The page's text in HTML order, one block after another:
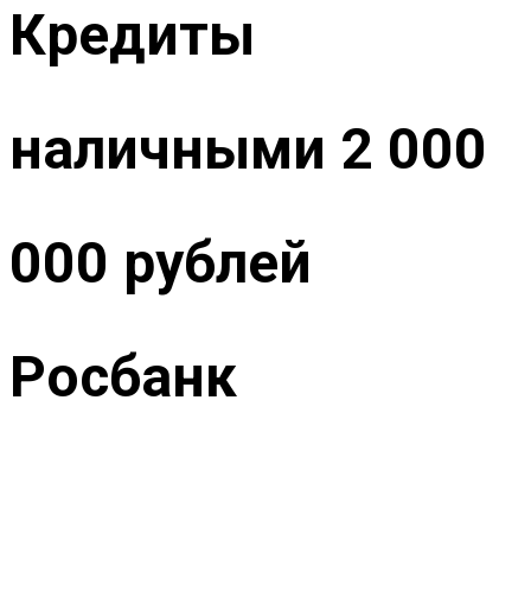
Кредиты
наличными 2 000
000 рублей
Росбанк